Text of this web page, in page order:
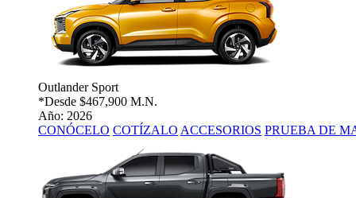
Outlander Sport
*Desde $467,900 M.N.
Año: 2026
CONÓCELO COTÍZALO ACCESORIOS PRUEBA DE